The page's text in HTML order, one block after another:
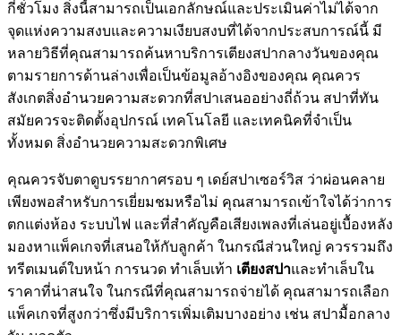
กี่ชั่วโมง สิ่งนี้สามารถเป็นเอกลักษณ์และประเมินค่าไม่ได้จาก
จุดแห่งความสงบและความเงียบสงบที่ได้จากประสบการณ์นี้ มี
หลายวิธีที่คุณสามารถค้นหาบริการเตียงสปากลางวันของคุณ
ตามรายการด้านล่างเพื่อเป็นข้อมูลอ้างอิงของคุณ คุณควร
สังเกตสิ่งอำนวยความสะดวกที่สปาเสนออย่างถี่ถ้วน สปาที่ทัน
สมัยควรจะติดตั้งอุปกรณ์ เทคโนโลยี และเทคนิคที่จำเป็น
ทั้งหมด สิ่งอำนวยความสะดวกพิเศษ
คุณควรจับตาดูบรรยากาศรอบ ๆ เดย์สปาเซอร์วิส ว่าผ่อนคลาย
เพียงพอสำหรับการเยี่ยมชมหรือไม่ คุณสามารถเข้าใจได้ว่าการ
ตกแต่งห้อง ระบบไฟ และที่สำคัญคือเสียงเพลงที่เล่นอยู่เบื้องหลัง
มองหาแพ็คเกจที่เสนอให้กับลูกค้า ในกรณีส่วนใหญ่ ควรรวมถึง
ทรีตเมนต์ใบหน้า การนวด ทำเล็บเท้า เตียงสปาและทำเล็บใน
ราคาที่น่าสนใจ ในกรณีที่คุณสามารถจ่ายได้ คุณสามารถเลือก
แพ็คเกจที่สูงกว่าซึ่งมีบริการเพิ่มเติมบางอย่าง เช่น สปามื้อกลาง